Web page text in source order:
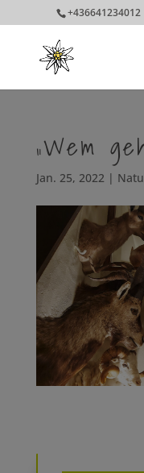
+436641234012
„Wem
Jan. 25, 2022|